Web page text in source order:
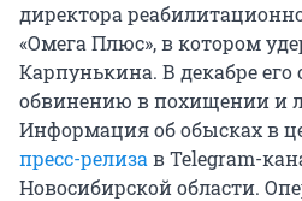
директора
«Омега Плюс», в котором
Карпунькина. В декабре
обвинению в похищении и
Информация об обысках в
пресс-релиза в Telegram-
Новосибирской области.